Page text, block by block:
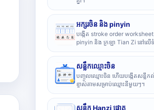
អក្សរចិន និង pinyin
បង្កើត stroke order worksheet
pinyin និង ក្រឡា Tian Zi នៅលើ
សន្លឹកឈ្មោះចិន
បញ្ចូលឈ្មោះចិន ហើយបង្កើតសន្លឹក
ខ្ទាស់តាមសម្រាប់ឈ្មោះនីមួយៗ។
សន្លឹក Hanzi ផ្តោត